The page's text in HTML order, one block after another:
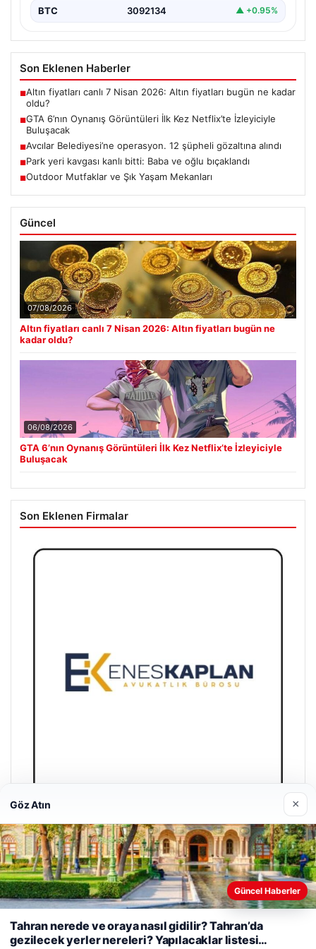
BTC 3092134 ▲ +0.95%
Son Eklenen Haberler
■Altın fiyatları canlı 7 Nisan 2026: Altın fiyatları bugün ne kadar
oldu?
■GTA 6’nın Oynanış Görüntüleri İlk Kez Netflix’te İzleyiciyle
Buluşacak
■Avcılar Belediyesi’ne operasyon. 12 şüpheli gözaltına alındı
■Park yeri kavgası kanlı bitti: Baba ve oğlu bıçaklandı
■Outdoor Mutfaklar ve Şık Yaşam Mekanları
Güncel
07/08/2026
Altın fiyatları canlı 7 Nisan 2026: Altın fiyatları bugün ne
kadar oldu?
06/08/2026
GTA 6’nın Oynanış Görüntüleri İlk Kez Netflix’te İzleyiciyle
Buluşacak
Son Eklenen Firmalar
Enes Kaplan Avukatlık Bürosu
28/04/2026
Web sitemizi nasıl kullandığınızı daha iyi anlayabilmek,
kullanıyoruz.Çerez Politikamız
Göz Atın ×
Güncel Haberler
Tahran nerede ve oraya nasıl gidilir? Tahran’da
gezilecek yerler nereleri? Yapılacaklar listesi…